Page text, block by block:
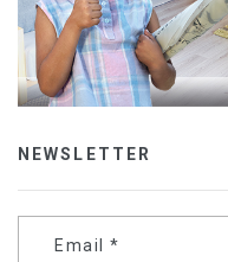
NEWSLETTER
Email *